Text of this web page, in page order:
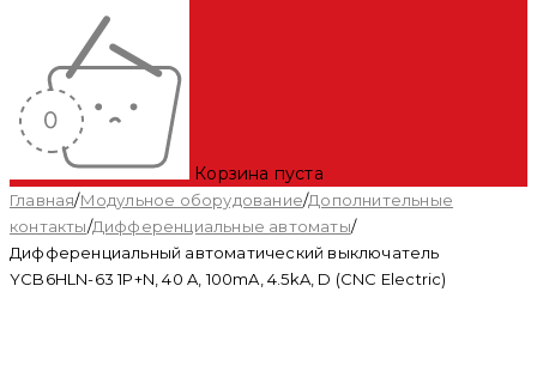
Корзина пуста
Главная/Модульное оборудование/Дополнительные
контакты/Дифференциальные автоматы/
Дифференциальный автоматический выключатель
YCB6HLN-63 1P+N, 40 A, 100mA, 4.5kA, D (CNC Electric)